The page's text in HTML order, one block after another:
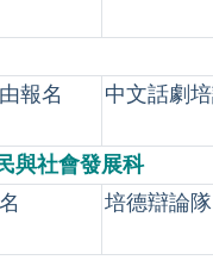
報名 中文話劇
與社會發展科
培德辯論